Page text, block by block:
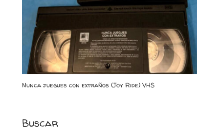
Nunca juegues con extraños (Joy Ride) VHS
Buscar